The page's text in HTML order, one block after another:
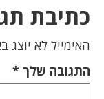
כתיבת
האימייל לא יוצג
התגובה שלך *